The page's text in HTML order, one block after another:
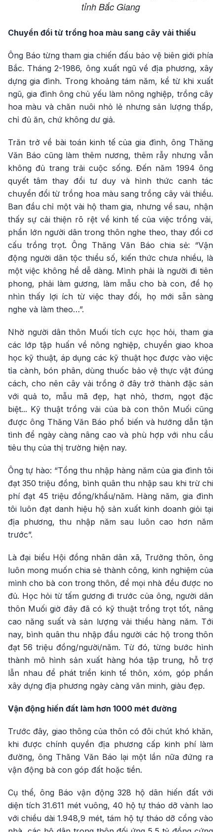
tỉnh Bắc Giang
Chuyển đổi từ trồng hoa màu sang cây vải thiều
Ông Báo từng tham gia chiến đấu bảo vệ biên giới phía
Bắc. Tháng 2-1986, ông xuất ngũ về địa phương, xây
dựng gia đình. Trong khoảng tám năm, kể từ khi xuất
ngũ, gia đình ông chủ yếu làm nông nghiệp, trồng cây
hoa màu và chăn nuôi nhỏ lẻ nhưng sản lượng thấp,
chỉ đủ ăn, chứ không dư giả.
Trăn trở về bài toán kinh tế của gia đình, ông Thăng
Văn Báo cũng làm thêm nương, thêm rẫy nhưng vẫn
không đủ trang trải cuộc sống. Đến năm 1994 ông
quyết tâm thay đổi tư duy và hình thức canh tác
chuyển đổi từ trồng hoa màu sang trồng cây vải thiều.
Ban đầu chỉ một vài hộ tham gia, nhưng về sau, nhận
thấy sự cải thiện rõ rệt về kinh tế của việc trồng vải,
phần lớn người dân trong thôn nghe theo, thay đổi cơ
cấu trồng trọt. Ông Thăng Văn Báo chia sẻ: “Vận
động người dân tộc thiểu số, kiến thức chưa nhiều, là
một việc không hề dễ dàng. Mình phải là người đi tiên
phong, phải làm gương, làm mẫu cho bà con, để họ
nhìn thấy lợi ích từ việc thay đổi, họ mới sẵn sàng
nghe và làm theo…”.
Nhờ người dân thôn Muối tích cực học hỏi, tham gia
các lớp tập huấn về nông nghiệp, chuyển giao khoa
học kỹ thuật, áp dụng các kỹ thuật học được vào việc
tỉa cành, bón phân, dùng thuốc bảo vệ thực vật đúng
cách, cho nên cây vải trồng ở đây trở thành đặc sản
với quả to, mẫu mã đẹp, hạt nhỏ, thơm, ngọt đặc
biệt... Kỹ thuật trồng vải của bà con thôn Muối cũng
được ông Thăng Văn Báo phổ biến và hướng dẫn tận
tình để ngày càng nâng cao và phù hợp với nhu cầu
tiêu thụ của thị trường hiện nay.
Ông tự hào: “Tổng thu nhập hàng năm của gia đình tôi
đạt 350 triệu đồng, bình quân thu nhập sau khi trừ chi
phí đạt 45 triệu đồng/khẩu/năm. Hàng năm, gia đình
tôi luôn đạt danh hiệu hộ sản xuất kinh doanh giỏi tại
địa phương, thu nhập năm sau luôn cao hơn năm
trước”.
Là đại biểu Hội đồng nhân dân xã, Trưởng thôn, ông
luôn mong muốn chia sẻ thành công, kinh nghiệm của
mình cho bà con trong thôn, để mọi nhà đều được no
đủ. Học hỏi từ tấm gương đi trước của ông, người dân
thôn Muối giờ đây đã có kỹ thuật trồng trọt tốt, nâng
cao năng suất và sản lượng vải thiều hàng năm. Tới
nay, bình quân thu nhập đầu người các hộ trong thôn
đạt 56 triệu đồng/người/năm. Từ đó, từng bước hình
thành mô hình sản xuất hàng hóa tập trung, hỗ trợ
lẫn nhau để phát triển kinh tế thôn, xóm, góp phần
xây dựng địa phương ngày càng văn minh, giàu đẹp.
Vận động hiến đất làm hơn 1000 mét đường
Trước đây, giao thông của thôn có đôi chút khó khăn,
khi được chính quyền địa phương cấp kinh phí làm
đường, ông Thăng Văn Báo lại một lần nữa đứng ra
vận động bà con góp đất hoặc tiền.
Cụ thể, ông Báo vận động 328 hộ dân hiến đất với
diện tích 31.611 mét vuông, 40 hộ tự tháo dỡ vành lao
với chiều dài 1.948,9 mét, tám hộ tự tháo dỡ cổng vào